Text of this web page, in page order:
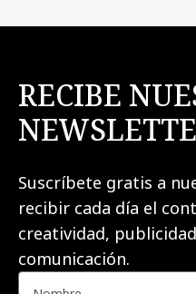
RECIBE
Suscríbete gratis a
recibir cada día el
creatividad,
comunicación.